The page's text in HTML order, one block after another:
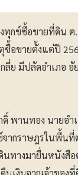
ทุกข์ซื้อขายที่ดิน
ซื้อขายตั้งแต่ปี
กลี่ย มีปลัดอำเภอ
พานทอง นายอำเ
ข์จากราษฎรในพื้
นทางมายื่นหนังสื